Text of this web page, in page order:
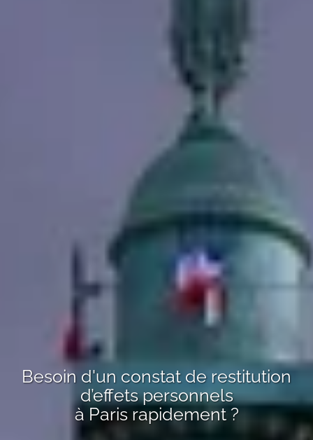
Besoin d'un constat de restitution
d’effets personnels
à Parisrapidement ?